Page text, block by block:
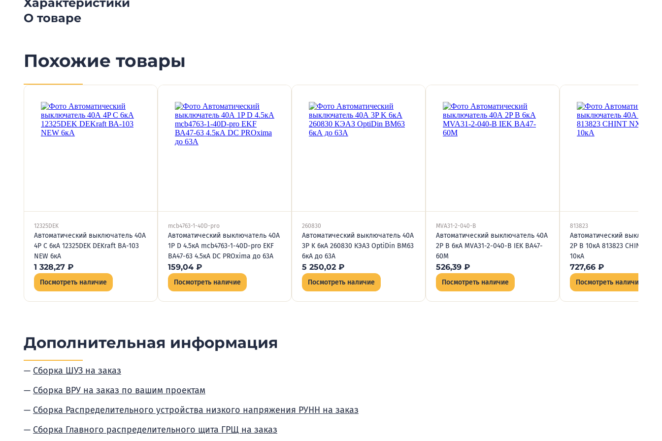
О товаре
Похожие товары
12325DEK
Автоматический выключатель 40А
4P C 6кА 12325DEK DEKraft ВА-103
NEW 6кА
1 328,27 ₽
Посмотреть наличие
mcb4763-1-40D-pro
Автоматический выключатель 40А
1P D 4.5кА mcb4763-1-40D-pro EKF
ВА47-63 4.5кА DC PROxima до 63А
159,04 ₽
Посмотреть наличие
260830
Автоматический выключатель 40А
3P K 6кА 260830 КЭАЗ OptiDin BM63
6кА до 63А
5 250,02 ₽
Посмотреть наличие
MVA31-2-040-B
Автоматический выключатель 40А
2P B 6кА MVA31-2-040-B IEK BA47-
60M
526,39 ₽
Посмотреть наличие
813823
Автоматический
2P B 10кА 813823 CHINT
10кА
727,66 ₽
Посмотреть наличие
Дополнительная информация
Сборка ШУЗ на заказ
Сборка ВРУ на заказ по вашим проектам
Сборка Распределительного устройства низкого напряжения РУНН на заказ
Сборка Главного распределительного щита ГРЩ на заказ